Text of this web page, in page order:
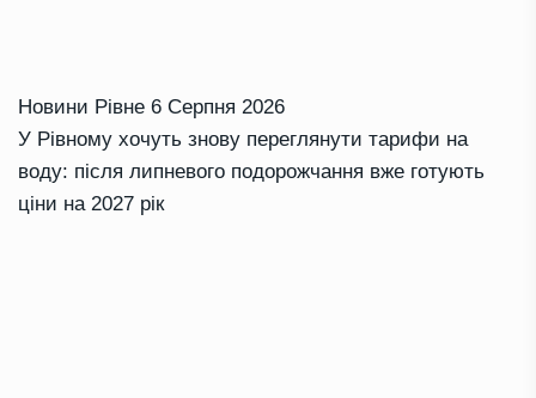
Новини Рівне 6 Серпня 2026
У Рівному хочуть знову переглянути тарифи на
воду: після липневого подорожчання вже готують
ціни на 2027 рік